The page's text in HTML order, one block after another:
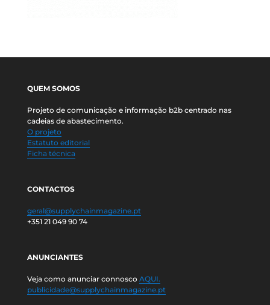
QUEM SOMOS
Projeto de comunicação e informação b2b centrado nas
cadeias de abastecimento.
O projeto
Estatuto editorial
Ficha técnica
CONTACTOS
geral@supplychainmagazine.pt
+351 21 049 90 74
ANUNCIANTES
Veja como anunciar connosco AQUI.
publicidade@supplychainmagazine.pt